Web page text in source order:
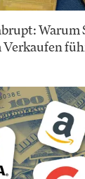
Warum